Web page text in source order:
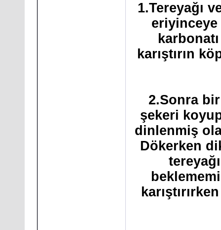
1.Tereyağı
karıştırın
2.Sonra bir
şekeri
dinlenmiş
Dökerken